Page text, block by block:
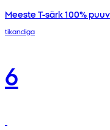
Meeste T-särk 100%
tikandiga
6